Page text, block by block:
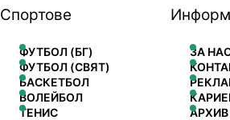
Спортове
ФУТБОЛ (БГ)
ФУТБОЛ (СВЯТ)
БАСКЕТБОЛ
ВОЛЕЙБОЛ
ТЕНИС
ЗА
АРХИВ